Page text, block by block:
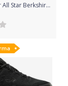
Chuck Taylor All Star Berkshire Boot Leather Tenisky dětské Converse | Černá | Chlapecké | 31